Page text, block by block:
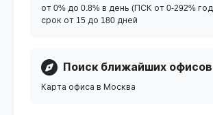
от 0% до 0.8% в день (ПСК от 0-292%
срок от 15 до 180 дней
Поиск ближайших офисов
Карта офиса в Москва